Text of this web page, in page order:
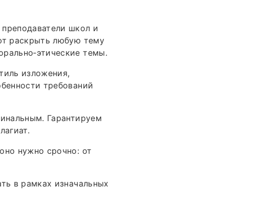
школ и
раскрыть любую тему
темы.
изложения,
требований
Гарантируем
нужно срочно: от
в рамках изначальных